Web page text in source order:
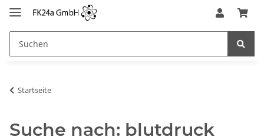
Startseite
Suche nach: blutdruck